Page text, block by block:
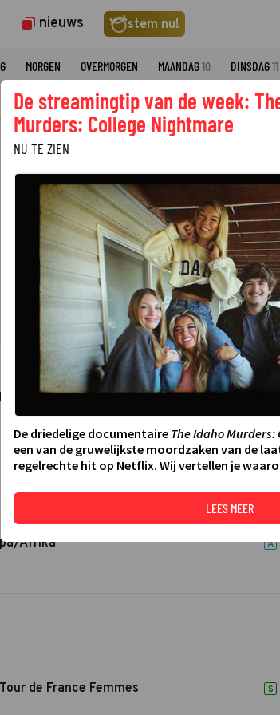
nieuws stem nu!
MORGEN OVERMORGEN MAANDAG10 DINSDAG11
BVN
A
Afrika A
de France Femmes S
De streamingtip van de week:
Murders: College Nightmare
NU TE ZIEN
De driedelige documentaire The Idaho
een van de gruwelijkste moordzaken van de
regelrechte hit op Netflix. Wij vertellen je
LEES MEER